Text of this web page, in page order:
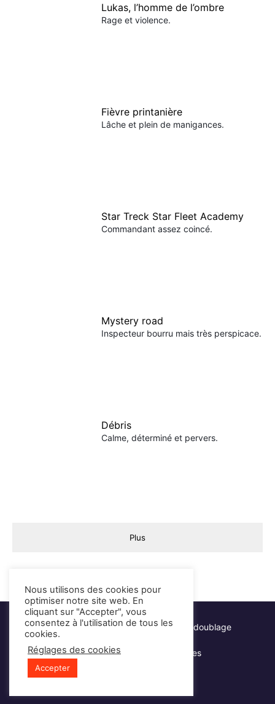
Lukas, l’homme de l’ombre
Rage et violence.
Fièvre printanière
Lâche et plein de manigances.
Star Treck Star Fleet Academy
Commandant assez coincé.
Mystery road
Inspecteur bourru mais très perspicace.
Débris
Calme, déterminé et pervers.
Plus
Hervé Lacroix - Comédien voix-off & doublage
Mentions légales Partenaires
Nous utilisons des cookies pour
optimiser notre site web. En
cliquant sur "Accepter", vous
consentez à l'utilisation de tous les
cookies.
Réglages des cookies
Accepter